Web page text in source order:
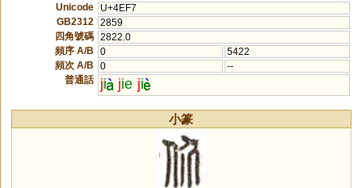
Unicode
U+4EF7
GB2312
2859
四角號碼 2822.0
頻序 A/B
0
5422
頻次 A/B
0
--
普通話
ji jie ji
小篆